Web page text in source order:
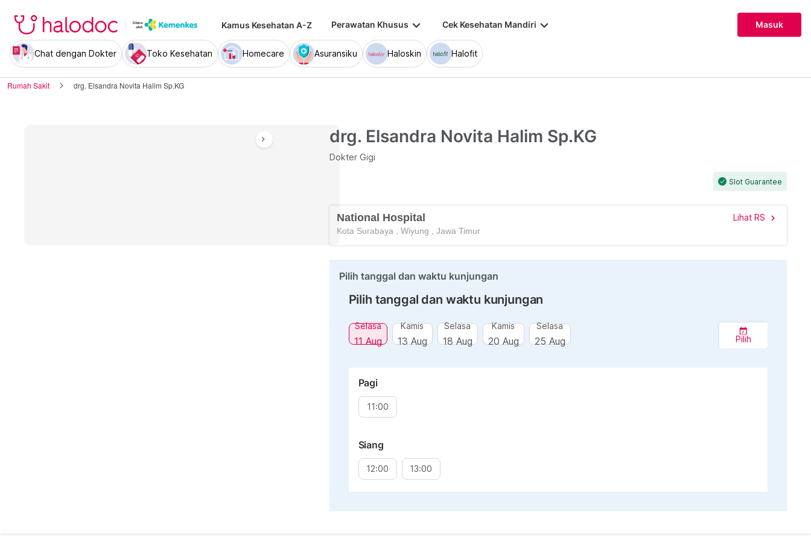
Kamus Kesehatan A-Z Perawatan Khusus keyboard_arrow_down Cek Kesehatan Mandiri keyboard_arrow_down Masuk
Chat dengan Dokter Toko Kesehatan Homecare Asuransiku Haloskin Halofit
Rumah Sakit drg. Elsandra Novita Halim Sp.KG
chevron_right drg. Elsandra Novita Halim Sp.KG
Dokter Gigi
check Slot Guarantee
National Hospital Lihat RS chevron_right
Kota Surabaya Wiyung Jawa Timur
Pilih tanggal dan waktu kunjungan
Pilih tanggal dan waktu kunjungan
Selasa
11 Aug
Kamis
13 Aug
Selasa
18 Aug
Kamis
20 Aug
Selasa
25 Aug Pilih
Pagi
11:00
Siang
12:00 13:00